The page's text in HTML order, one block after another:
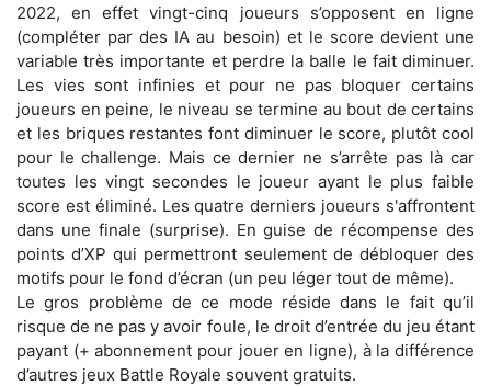
2022, en effet vingt-cinq joueurs s’opposent en ligne
(compléter par des IA au besoin) et le score devient une
variable très importante et perdre la balle le fait diminuer.
Les vies sont infinies et pour ne pas bloquer certains
joueurs en peine, le niveau se termine au bout de certains
et les briques restantes font diminuer le score, plutôt cool
pour le challenge. Mais ce dernier ne s’arrête pas là car
toutes les vingt secondes le joueur ayant le plus faible
score est éliminé. Les quatre derniers joueurs s'affrontent
dans une finale (surprise). En guise de récompense des
points d’XP qui permettront seulement de débloquer des
motifs pour le fond d’écran (un peu léger tout de même).
Le gros problème de ce mode réside dans le fait qu’il
risque de ne pas y avoir foule, le droit d’entrée du jeu étant
payant (+ abonnement pour jouer en ligne), à la différence
d’autres jeux Battle Royale souvent gratuits.